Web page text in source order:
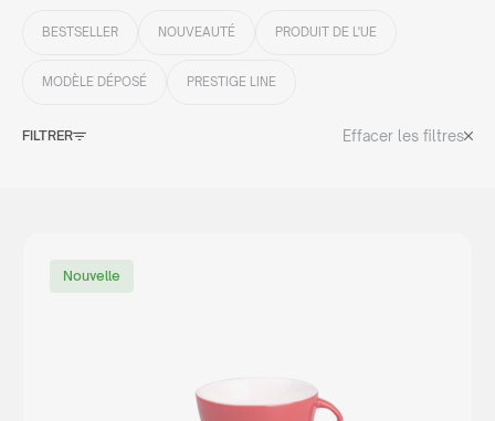
BESTSELLER NOUVEAUTÉ PRODUIT DE L'UE
MODÈLE DÉPOSÉ PRESTIGE LINE
Effacer les filtres
FILTRER
Nouvelle